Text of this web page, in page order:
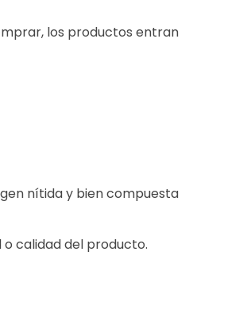
los productos entran
nítida y bien compuesta
calidad del producto.